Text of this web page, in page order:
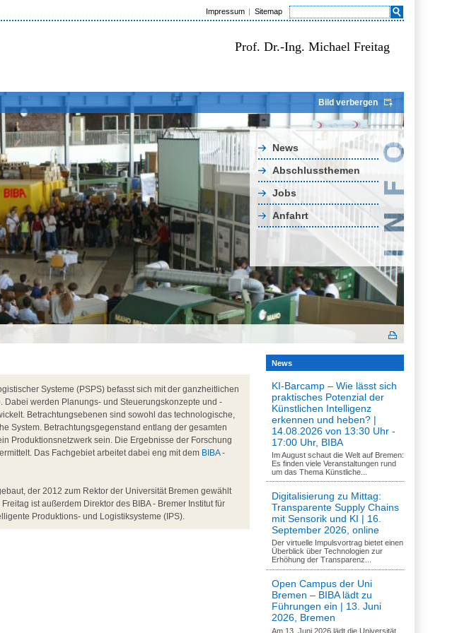
Impressum Sitemap
Prof. Dr.-Ing. Michael Freitag
Bild verbergen
News
Abschlussthemen
Jobs
Anfahrt
Systeme (PSPS) befasst sich mit der ganzheitlichen
werden Planungs- und Steuerungskonzepte und -
Betrachtungsebenen sind sowohl das technologische,
System. Betrachtungsgegenstand entlang der gesamten
Produktionsnetzwerk sein. Die Ergebnisse der Forschung
Das Fachgebiet arbeitet dabei eng mit dem BIBA -
der 2012 zum Rektor der Universität Bremen gewählt
ist außerdem Direktor des BIBA - Bremer Institut für
Produktions- und Logistiksysteme (IPS).
News
KI-Barcamp – Wie lässt sich
praktisches Potenzial der
Künstlichen Intelligenz
erkennen und heben? |
14.08.2026 von 13:30 Uhr -
17:00 Uhr, BIBA
Im August schaut die Welt auf Bremen:
Es finden viele Veranstaltungen rund
um das Thema Künstliche...
Digitalisierung zu Mittag:
Transparente Supply Chains
mit Sensorik und KI | 16.
September 2026, online
Der virtuelle Impulsvortrag bietet einen
Überblick über Technologien zur
Erhöhung der Transparenz...
Open Campus der Uni
Bremen – BIBA lädt zu
Führungen ein | 13. Juni
2026, Bremen
Am 13. Juni 2026 lädt die Universität